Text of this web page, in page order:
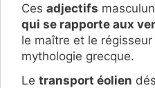
Ces adjectifs
qui se rapporte aux
le maître et le
mythologie grecque.
Le transport éolien